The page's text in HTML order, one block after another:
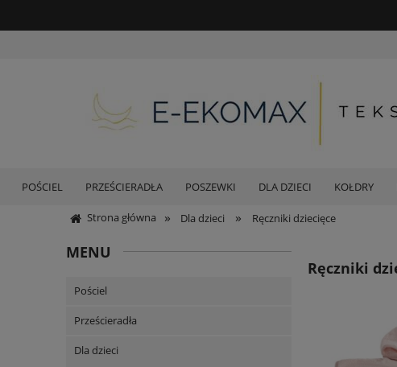
POŚCIEL PRZEŚCIERADŁA POSZEWKI DLA DZIECI KOŁDRY
Strona główna » Dla dzieci » Ręczniki dziecięce
MENU
Pościel
Prześcieradła
Dla dzieci
Ręczniki